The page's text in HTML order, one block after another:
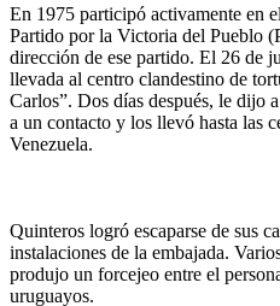
En 1975 participó activamente en
Partido por la Victoria del Pueblo
dirección de ese partido. El 26 de
llevada al centro clandestino de
Carlos”. Dos días después, le dijo
a un contacto y los llevó hasta las
Venezuela.
Quinteros logró escaparse de sus
instalaciones de la embajada.
produjo un forcejeo entre el
uruguayos.